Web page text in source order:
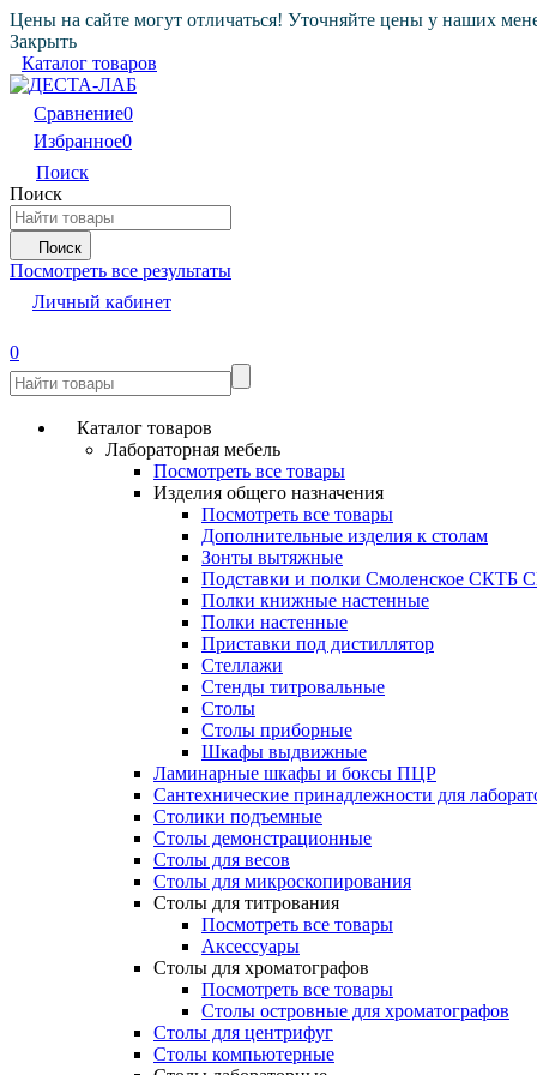
Цены на сайте могут отличаться! Уточняйте цены у наших
Закрыть
Каталог товаров
Сравнение0
Избранное0
Поиск
Поиск
Поиск
Посмотреть все результаты
Личный кабинет
0
Каталог товаров
Лабораторная мебель
Посмотреть все товары
Изделия общего назначения
Посмотреть все товары
Дополнительные изделия к столам
Зонты вытяжные
Подставки и полки Смоленское СКТБ
Полки книжные настенные
Полки настенные
Приставки под дистиллятор
Стеллажи
Стенды титровальные
Столы
Столы приборные
Шкафы выдвижные
Ламинарные шкафы и боксы ПЦР
Сантехнические принадлежности для
Столики подъемные
Столы демонстрационные
Столы для весов
Столы для микроскопирования
Столы для титрования
Посмотреть все товары
Аксессуары
Столы для хроматографов
Посмотреть все товары
Столы островные для хроматографов
Столы для центрифуг
Столы компьютерные